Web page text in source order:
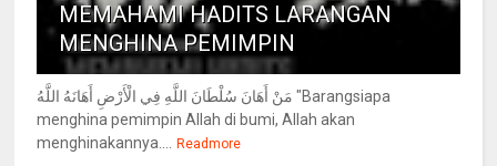
MEMAHAMI HADITS LARANGAN
MENGHINA PEMIMPIN
مَنْ أَهَانَ سُلْطَانَ اللَّهِ فِي الْأَرْضِ أَهَانَهُ اللَّهُ "Barangsiapa
menghina pemimpin Allah di bumi, Allah akan
menghinakannya.... Readmore